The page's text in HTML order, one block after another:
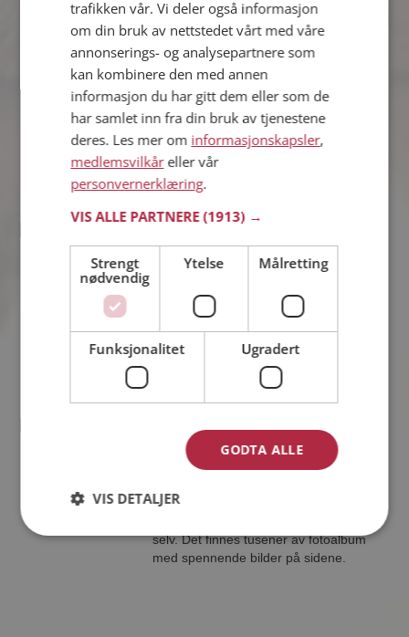
38 år fra Osterøy i Vestland
Du kan chatte live med William og alle
de andre single hvis du er medlem på
Møteplassen. Det er raskt og enkelt å
bli medlem.
32 år fra Osterøy i Vestland
og mengder av andre spennende
prebensma86
39 år fra Osterøy i Vestland
Tror du prebensma86 har et fotoalbum
selv. Det finnes tusener av fotoalbum
med spennende bilder på sidene.
trafikken vår. Vi deler også informasjon
om din bruk av nettstedet vårt med våre
annonserings- og analysepartnere som
kan kombinere den med annen
informasjon du har gitt dem eller som de
har samlet inn fra din bruk av tjenestene
deres. Les mer om informasjonskapsler,
medlemsvilkåreller vår
personvernerklæring.
VIS ALLE PARTNERE(1913) →
Strengt
nødvendig
Ytelse Målretting
Funksjonalitet Ugradert
GODTA ALLE
VIS DETALJER